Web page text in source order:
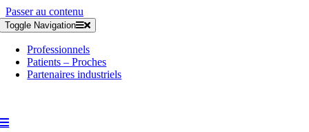
Passer au contenu
Toggle Navigation
Professionnels
Patients – Proches
Partenaires industriels